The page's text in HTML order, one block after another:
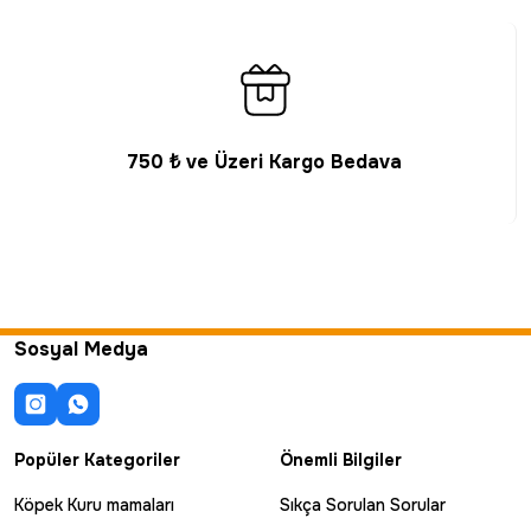
750 ₺ ve Üzeri Kargo Bedava
Sosyal Medya
Popüler Kategoriler
Köpek Kuru mamaları
Önemli Bilgiler
Sıkça Sorulan Sorular